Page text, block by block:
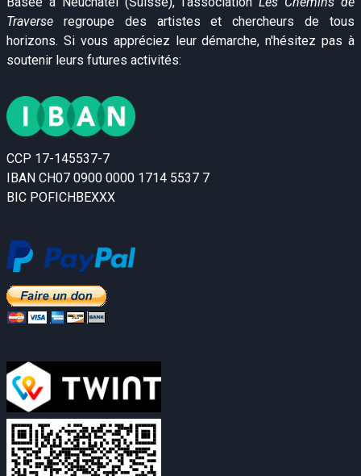
Traverse regroupe des artistes et chercheurs de tous
horizons. Si vous appréciez leur démarche, n'hésitez pas à
soutenir leurs futures activités:
CCP 17-145537-7
IBAN CH07 0900 0000 1714 5537 7
BIC POFICHBEXXX